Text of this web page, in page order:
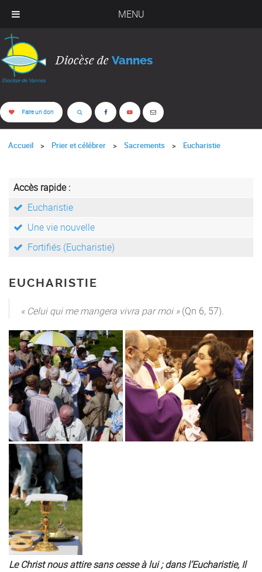
MENU
Diocèse de Vannes
Faire un don
Accueil Prier et célébrer Sacrements Eucharistie
Accès rapide :
Eucharistie
Une vie nouvelle
Fortifiés (Eucharistie)
EUCHARISTIE
« Celui qui me mangera vivra par moi »(Qn 6, 57).
Le Christ nous attire sans cesse à lui ; dans l’Eucharistie, Il